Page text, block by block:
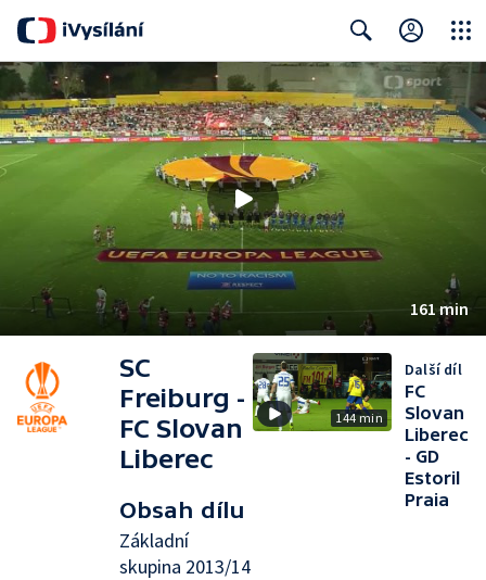
Search Close
161 min
SC
Freiburg -
FC Slovan
Liberec
Obsah dílu
Základní
skupina 2013/14
144 min
Další díl
FC
Slovan
Liberec
- GD
Estoril
Praia